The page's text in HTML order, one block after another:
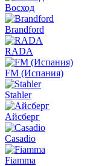
Восход
Brandford
RADA
FM (Испания)
Stahler
Айсберг
Casadio
Fiamma